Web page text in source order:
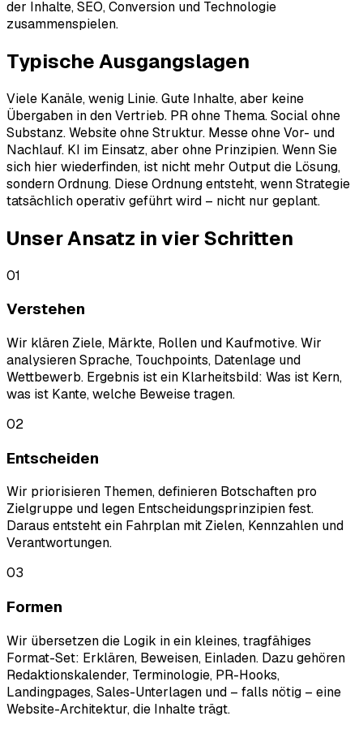
der Inhalte, SEO, Conversion und Technologie
zusammenspielen.
TypischeAusgangslagen
Viele Kanäle, wenig Linie. Gute Inhalte, aber keine
Übergaben in den Vertrieb. PR ohne Thema. Social ohne
Substanz. Website ohne Struktur. Messe ohne Vor- und
Nachlauf. KI im Einsatz, aber ohne Prinzipien. Wenn Sie
sich hier wiederfinden, ist nicht mehr Output die Lösung,
sondern Ordnung. Diese Ordnung entsteht, wenn Strategie
tatsächlich operativ geführt wird – nicht nur geplant.
Unser Ansatz in vierSchritten
01
Verstehen
Wir klären Ziele, Märkte, Rollen und Kaufmotive. Wir
analysieren Sprache, Touchpoints, Datenlage und
Wettbewerb. Ergebnis ist ein Klarheitsbild: Was ist Kern,
was ist Kante, welche Beweise tragen.
02
Entscheiden
Wir priorisieren Themen, definieren Botschaften pro
Zielgruppe und legen Entscheidungsprinzipien fest.
Daraus entsteht ein Fahrplan mit Zielen, Kennzahlen und
Verantwortungen.
03
Formen
Wir übersetzen die Logik in ein kleines, tragfähiges
Format-Set: Erklären, Beweisen, Einladen. Dazu gehören
Redaktionskalender, Terminologie, PR-Hooks,
Landingpages, Sales-Unterlagen und – falls nötig – eine
Website-Architektur, die Inhalte trägt.